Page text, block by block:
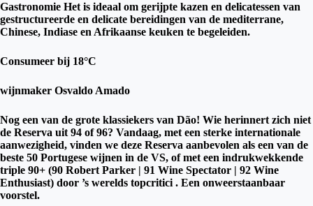
Gastronomie Het is ideaal om gerijpte kazen en delicatessen van
gestructureerde en delicate bereidingen van de mediterrane,
Chinese, Indiase en Afrikaanse keuken te begeleiden.
Consumeer bij 18°C
wijnmaker Osvaldo Amado
Nog een van de grote klassiekers van Dão! Wie herinnert zich niet
de Reserva uit 94 of 96? Vandaag, met een sterke internationale
aanwezigheid, vinden we deze Reserva aanbevolen als een van de
beste 50 Portugese wijnen in de VS, of met een indrukwekkende
triple 90+ (90 Robert Parker | 91 Wine Spectator | 92 Wine
Enthusiast) door ’s werelds topcritici . Een onweerstaanbaar
voorstel.